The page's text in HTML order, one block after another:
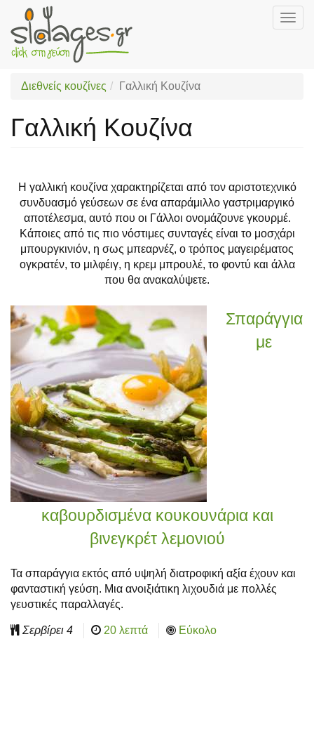
Skip
mainΔιεθνείς κουζίνες Γαλλική Κουζίνα
Γαλλική Κουζίνα
Η γαλλική κουζίνα χαρακτηρίζεται από τον αριστοτεχνικό
συνδυασμό γεύσεων σε ένα απαράμιλλο γαστριμαργικό
αποτέλεσμα, αυτό που οι Γάλλοι ονομάζουνε γκουρμέ.
Κάποιες από τις πιο νόστιμες συνταγές είναι το μοσχάρι
μπουργκινιόν, η σως μπεαρνέζ, ο τρόπος μαγειρέματος
ογκρατέν, το μιλφέιγ, η κρεμ μπρουλέ, το φοντύ και άλλα
που θα ανακαλύψετε.
Σπαράγγια
με
καβουρδισμένα κουκουνάρια και
βινεγκρέτ λεμονιού
Τα σπαράγγια εκτός από υψηλή διατροφική αξία έχουν και
φανταστική γεύση. Μια ανοιξιάτικη λιχουδιά με πολλές
γευστικές παραλλαγές.
Σερβίρει 4 20 λεπτά Εύκολο